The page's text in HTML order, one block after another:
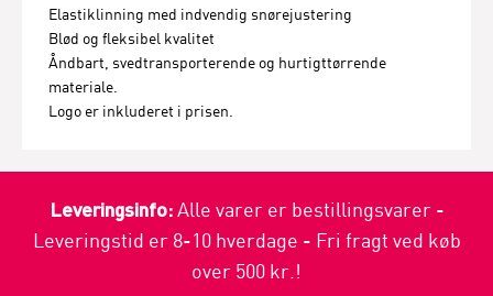
Elastiklinning med indvendig snørejustering
Blød og fleksibel kvalitet
Åndbart, svedtransporterende og hurtigttørrende
materiale.
Logo er inkluderet i prisen.
Leveringsinfo:Alle varer er bestillingsvarer -
Leveringstid er 8-10 hverdage - Fri fragt ved køb
over 500 kr.!